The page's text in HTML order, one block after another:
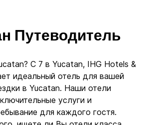
Путеводитель
С 7 в Yucatan, IHG Hotels &
идеальный отель для вашей
в Yucatan. Наши отели
услуги и
для каждого гостя.